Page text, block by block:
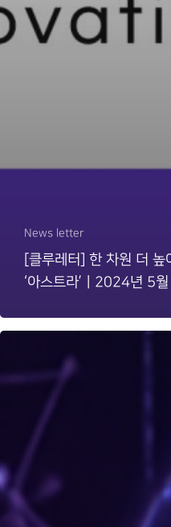
News letter
[클루레터] 한 차원 더 높
‘아스트라’ㅣ2024년 5월